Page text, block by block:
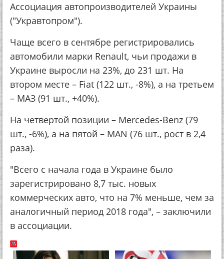
Ассоциация автопроизводителей Украины
("Укравтопром").
Чаще всего в сентябре регистрировались
автомобили марки Renault, чьи продажи в
Украине выросли на 23%, до 231 шт. На
втором месте – Fiat (122 шт., -8%), а на третьем
– МАЗ (91 шт., +40%).
На четвертой позиции – Mercedes-Benz (79
шт., -6%), а на пятой – MAN (76 шт., рост в 2,4
раза).
"Всего с начала года в Украине было
зарегистрировано 8,7 тыс. новых
коммерческих авто, что на 7% меньше, чем за
аналогичный период 2018 года", – заключили
в ассоциации.